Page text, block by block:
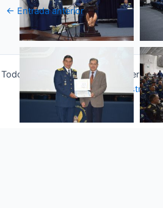
← Entrada anterior
Todos los derechos © 2026 Fuerza
gracias aTema Astra